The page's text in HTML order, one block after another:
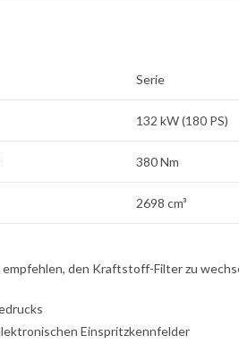
Serie
132 kW (180 PS)
380 Nm
2698 cm³
empfehlen, den Kraftstoff-Filter zu
Einspritzkennfelder